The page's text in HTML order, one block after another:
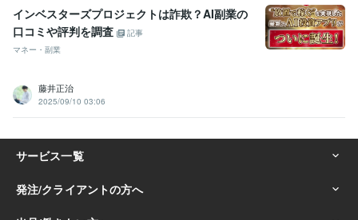
インベスターズプロジェクトは詐欺？AI副業の
口コミや評判を調査
記事
マネー・副業
藤井正治
2025/09/10 03:06